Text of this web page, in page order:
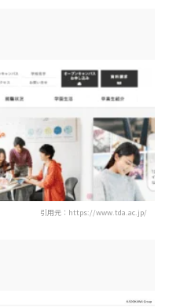
引用元：https://www.tda.ac.jp/